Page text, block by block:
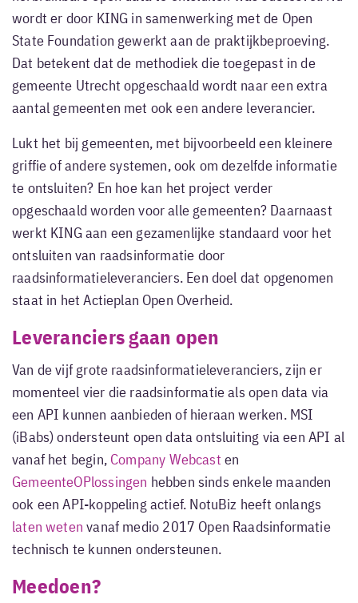
wordt er door KING in samenwerking met de Open
State Foundation gewerkt aan de praktijkbeproeving.
Dat betekent dat de methodiek die toegepast in de
gemeente Utrecht opgeschaald wordt naar een extra
aantal gemeenten met ook een andere leverancier.
Lukt het bij gemeenten, met bijvoorbeeld een kleinere
griffie of andere systemen, ook om dezelfde informatie
te ontsluiten? En hoe kan het project verder
opgeschaald worden voor alle gemeenten? Daarnaast
werkt KING aan een gezamenlijke standaard voor het
ontsluiten van raadsinformatie door
raadsinformatieleveranciers. Een doel dat opgenomen
staat in het Actieplan Open Overheid.
Leveranciers gaan open
Van de vijf grote raadsinformatieleveranciers, zijn er
momenteel vier die raadsinformatie als open data via
een API kunnen aanbieden of hieraan werken. MSI
(iBabs) ondersteunt open data ontsluiting via een API al
vanaf het begin, Company Webcast en
GemeenteOPlossingen hebben sinds enkele maanden
ook een API-koppeling actief. NotuBiz heeft onlangs
laten weten vanaf medio 2017 Open Raadsinformatie
technisch te kunnen ondersteunen.
Meedoen?